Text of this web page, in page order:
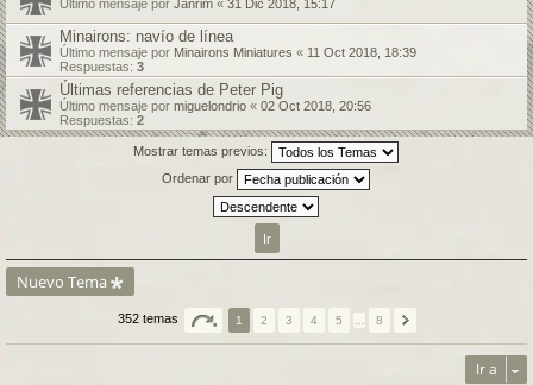
Último mensaje por Janrim « 31 Dic 2018, 15:17
Minairons: navío de línea
Último mensaje por Minairons Miniatures « 11 Oct 2018, 18:39
Respuestas: 3
Últimas referencias de Peter Pig
Último mensaje por miguelondrio « 02 Oct 2018, 20:56
Respuestas: 2
Mostrar temas previos:
Ordenar por
Nuevo Tema
352 temas 1 2 3 4 5 8
Ir a